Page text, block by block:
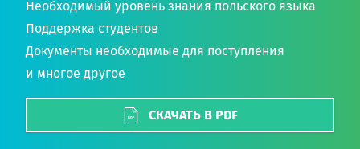
Необходимый уровень знания польского языка
Поддержка студентов
Документы необходимые для поступления
и многое другое
СКАЧАТЬ В PDF